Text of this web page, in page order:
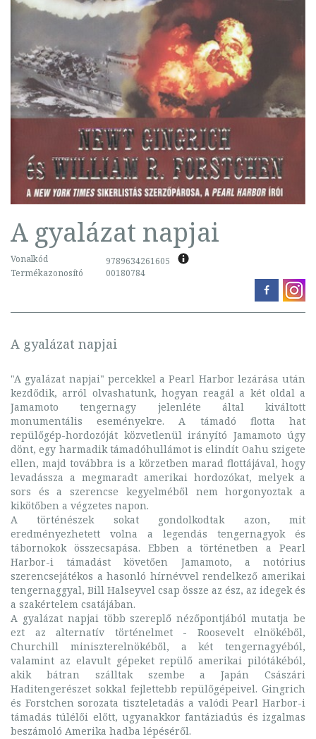
A gyalázat napjai
Vonalkód
9789634261605
Termékazonosító
00180784
A gyalázat napjai
"A gyalázat napjai" percekkel a Pearl Harbor lezárása után
kezdődik, arról olvashatunk, hogyan reagál a két oldal a
Jamamoto tengernagy jelenléte által kiváltott
monumentális eseményekre. A támadó flotta hat
repülőgép-hordozóját közvetlenül irányító Jamamoto úgy
dönt, egy harmadik támadóhullámot is elindít Oahu szigete
ellen, majd továbbra is a körzetben marad flottájával, hogy
levadássza a megmaradt amerikai hordozókat, melyek a
sors és a szerencse kegyelméből nem horgonyoztak a
kikötőben a végzetes napon.
A történészek sokat gondolkodtak azon, mit
eredményezhetett volna a legendás tengernagyok és
tábornokok összecsapása. Ebben a történetben a Pearl
Harbor-i támadást követően Jamamoto, a notórius
szerencsejátékos a hasonló hírnévvel rendelkező amerikai
tengernaggyal, Bill Halseyvel csap össze az ész, az idegek és
a szakértelem csatájában.
A gyalázat napjai több szereplő nézőpontjából mutatja be
ezt az alternatív történelmet - Roosevelt elnökéből,
Churchill miniszterelnökéből, a két tengernagyéból,
valamint az elavult gépeket repülő amerikai pilótákéból,
akik bátran szálltak szembe a Japán Császári
Haditengerészet sokkal fejlettebb repülőgépeivel. Gingrich
és Forstchen sorozata tiszteletadás a valódi Pearl Harbor-i
támadás túlélői előtt, ugyanakkor fantáziadús és izgalmas
beszámoló Amerika hadba lépéséről.